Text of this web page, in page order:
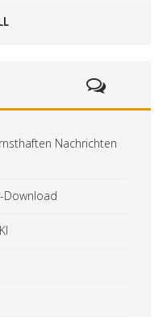
Nachrichten
Download